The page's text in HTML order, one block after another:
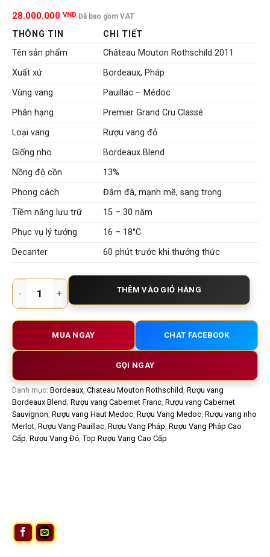
28.000.000 VNĐ Đã bao gồm VAT
THÔNG TIN
CHI TIẾT
Tên sản phẩm
Château Mouton Rothschild 2011
Xuất xứ
Bordeaux, Pháp
Vùng vang
Pauillac – Médoc
Phân hạng
Premier Grand Cru Classé
Loại vang
Rượu vang đỏ
Giống nho
Bordeaux Blend
Nồng độ cồn
13%
Phong cách
Đậm đà, mạnh mẽ, sang trọng
Tiềm năng lưu trữ
15 – 30 năm
Phục vụ lý tưởng
16 – 18°C
Decanter
60 phút trước khi thưởng thức
Château Mouton Rothschild 2011 – Tuyệt Tác Premier
THÊM VÀO GIỎ HÀNG
MUA NGAY CHAT FACEBOOK
GỌI NGAY
Danh mục: Bordeaux Chateau Mouton Rothschild Rượu vang
Bordeaux Blend Rượu vang Cabernet Franc Rượu vang Cabernet
Sauvignon Rượu vang Haut Medoc Rượu Vang Medoc Rượu vang nho
Merlot Rượu Vang Pauillac Rượu Vang Pháp Rượu Vang Pháp Cao
Cấp Rượu Vang Đỏ Top Rượu Vang Cao Cấp